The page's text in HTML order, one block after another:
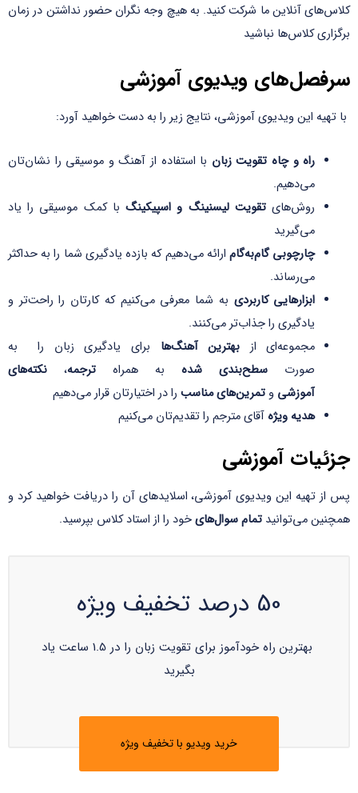
کلاس‌های آنلاین ما شرکت کنید. به هیچ وجه نگران حضور نداشتن در زمان
برگزاری کلاس‌ها نباشید
سرفصل‌های ویدیوی آموزشی
با تهیه این ویدیوی آموزشی، نتایج زیر را به دست خواهید آورد:
راه و چاه تقویت زبان با استفاده از آهنگ و موسیقی را نشان‌تان
می‌دهیم.
روش‌های تقویت لیسنینگ و اسپیکینگبا کمک موسیقی را یاد
می‌گیرید
چارچوبی گام‌به‌گامارائه می‌دهیم که بازده یادگیری شما را به حداکثر
می‌رساند.
ابزارهایی کاربردی به شما معرفی می‌کنیم که کارتان را راحت‌تر و
یادگیری را جذاب‌تر می‌کنند.
مجموعه‌ای از بهترین آهنگ‌ها برای یادگیری زبان را به
صورت سطح‌بندی شدهبه همراه ترجمه، نکته‌های
آموزشی و تمرین‌های مناسبرا در اختیارتان قرار می‌دهیم
هدیه ویژهآقای مترجم را تقدیم‌تان می‌کنیم
جزئیات آموزشی
پس از تهیه این ویدیوی آموزشی، اسلایدهای آن را دریافت خواهید کرد و
همچنین می‌توانید تمام سوال‌هایخود را از استاد کلاس بپرسید.
50 درصد تخفیف ویژه
بهترین راه خودآموز برای تقویت زبان را در 1.5 ساعت یاد
بگیرید
خرید ویدیو با تخفیف ویژه